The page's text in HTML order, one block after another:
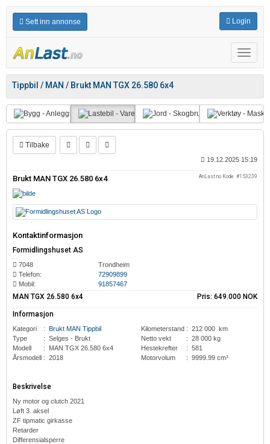
Sett inn annonse Login
Meny
Tippbil / MAN / Brukt MAN TGX 26.580 6x4
Tilbake
19.12.2025 15:19
Brukt MAN TGX 26.580 6x4 AnLast.no Kode: #153239
Kontaktinformasjon
Formidlingshuset AS
7048
Trondheim
Telefon:
72909899
Mobil:
91857467
MAN TGX 26.580 6x4 Pris: 649.000 NOK
Informasjon
Kategori : Brukt MAN Tippbil
Type
: Selges - Brukt
Modell
: MAN TGX 26.580 6x4
Årsmodell : 2018
Kilometerstand : 212 000 km
Netto vekt
: 28 000 kg
Hestekrefter
: 581
Motorvolum
: 9999.99 cm³
Beskrivelse
Ny motor og clutch 2021
Løft 3. aksel
ZF tipmatic girkasse
Retarder
Differensialsperre